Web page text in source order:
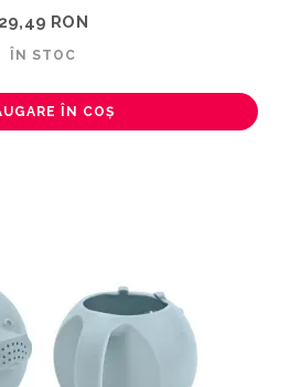
29,49 RON
ÎN STOC
ÎN COȘ